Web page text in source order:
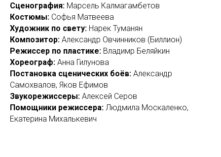
Сценография: Марсель Калмагамбетов
Костюмы: Софья Матвеева
Художник по свету: Нарек Туманян
Композитор: Александр Овчинников (Биллион)
Режиссер по пластике: Владимр Беляйкин
Хореограф: Анна Гилунова
Постановка сценических боёв: Александр
Самохвалов, Яков Ефимов
Звукорежиссеры: Алексей Серов
Помощники режиссера: Людмила Москаленко,
Екатерина Михалькевич